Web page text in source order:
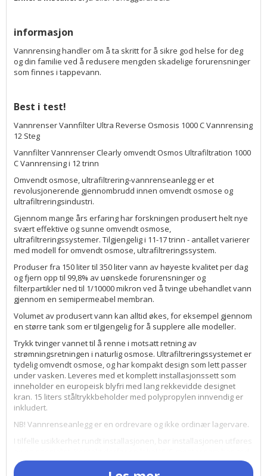
informasjon
Vannrensing handler om å ta skritt for å sikre god helse for deg
og din familie ved å redusere mengden skadelige forurensninger
som finnes i tappevann.
Best i test!
Vannrenser Vannfilter Ultra Reverse Osmosis 1000 C Vannrensing
12 Steg
Vannfilter Vannrenser Clearly omvendt Osmos Ultrafiltration 1000
C Vannrensing i 12 trinn
Omvendt osmose, ultrafiltrering-vannrenseanlegg er et
revolusjonerende gjennombrudd innen omvendt osmose og
ultrafiltreringsindustri.
Gjennom mange års erfaring har forskningen produsert helt nye
svært effektive og sunne omvendt osmose,
ultrafiltreringssystemer. Tilgjengelig i 11-17 trinn - antallet varierer
med modell for omvendt osmose, ultrafiltreringssystem.
Produser fra 150 liter til 350 liter vann av høyeste kvalitet per dag
og fjern opp til 99,8% av uønskede forurensninger og
filterpartikler ned til 1/10000 mikron ved å tvinge ubehandlet vann
gjennom en semipermeabel membran.
Volumet av produsert vann kan alltid økes, for eksempel gjennom
en større tank som er tilgjengelig for å supplere alle modeller.
Trykk tvinger vannet til å renne i motsatt retning av
strømningsretningen i naturlig osmose. Ultrafiltreringssystemet er
tydelig omvendt osmose, og har kompakt design som lett passer
under vasken. Leveres med et komplett installasjonssett som
inneholder en europeisk blyfri med lang rekkevidde designet
kran. 15 liters ståltrykkbeholder med polypropylen innvendig er
inkludert.
NB! Vannrenseanlegg er en ordrevare og ikke ordinær lagervare.
I tilfelle usikkerhet rundt installasjonen, bør installasjonen utføres
erfaring med omvendt osmoseanlegg.